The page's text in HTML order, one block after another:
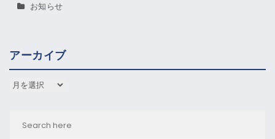
お知らせ
アーカイブ
アーカイブ